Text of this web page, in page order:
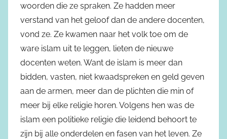
woorden die ze spraken. Ze hadden meer
verstand van het geloof dan de andere docenten,
vond ze. Ze kwamen naar het volk toe om de
ware islam uit te leggen, lieten de nieuwe
docenten weten. Want de islam is meer dan
bidden, vasten, niet kwaadspreken en geld geven
aan de armen, meer dan de plichten die min of
meer bij elke religie horen. Volgens hen was de
islam een politieke religie die leidend behoort te
zijn bij alle onderdelen en fasen van het leven. Ze